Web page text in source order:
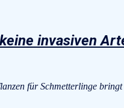
invasiven
für Schmetterlinge